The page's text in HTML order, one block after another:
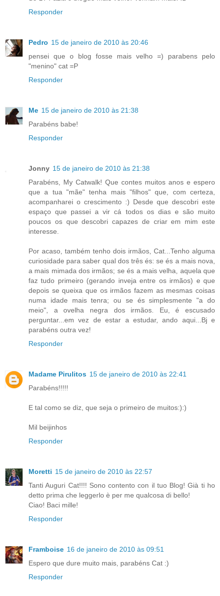
Responder
Pedro 15 de janeiro de 2010 às 20:46
pensei que o blog fosse mais velho =) parabens pelo
"menino" cat =P
Responder
Me 15 de janeiro de 2010 às 21:38
Parabéns babe!
Responder
Jonny 15 de janeiro de 2010 às 21:38
Parabéns, My Catwalk! Que contes muitos anos e espero
que a tua "mãe" tenha mais "filhos" que, com certeza,
acompanharei o crescimento :) Desde que descobri este
espaço que passei a vir cá todos os dias e são muito
poucos os que descobri capazes de criar em mim este
interesse.
Por acaso, também tenho dois irmãos, Cat...Tenho alguma
curiosidade para saber qual dos três és: se és a mais nova,
a mais mimada dos irmãos; se és a mais velha, aquela que
faz tudo primeiro (gerando inveja entre os irmãos) e que
depois se queixa que os irmãos fazem as mesmas coisas
numa idade mais tenra; ou se és simplesmente "a do
meio", a ovelha negra dos irmãos. Eu, é escusado
perguntar...em vez de estar a estudar, ando aqui...Bj e
parabéns outra vez!
Responder
Madame Pirulitos 15 de janeiro de 2010 às 22:41
Parabéns!!!!!
E tal como se diz, que seja o primeiro de muitos:):)
Mil beijinhos
Responder
Moretti 15 de janeiro de 2010 às 22:57
Tanti Auguri Cat!!!! Sono contento con il tuo Blog! Già ti ho
detto prima che leggerlo è per me qualcosa di bello!
Ciao! Baci mille!
Responder
Framboise 16 de janeiro de 2010 às 09:51
Espero que dure muito mais, parabéns Cat :)
Responder